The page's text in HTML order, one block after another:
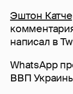
Эштон
написал в
WhatsApp
ВВП